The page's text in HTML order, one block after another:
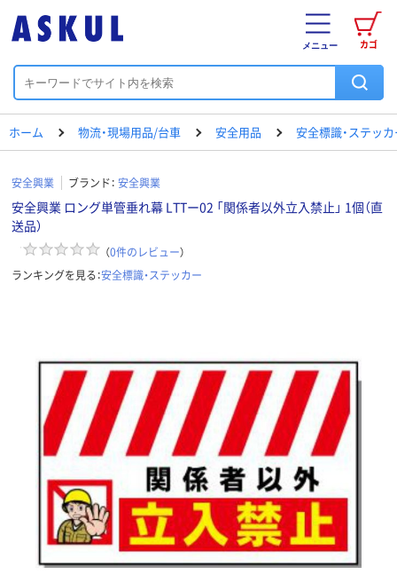
カゴ
メニュー
ホーム 物流・現場用品/台車 安全用品 安全標識・ステッ
安全興業 ブランド： 安全興業
安全興業 ロング単管垂れ幕 LTTー02 「関係者以外立入禁止」 1個（直
送品）
（0件のレビュー）
ランキングを見る：安全標識・ステッカー